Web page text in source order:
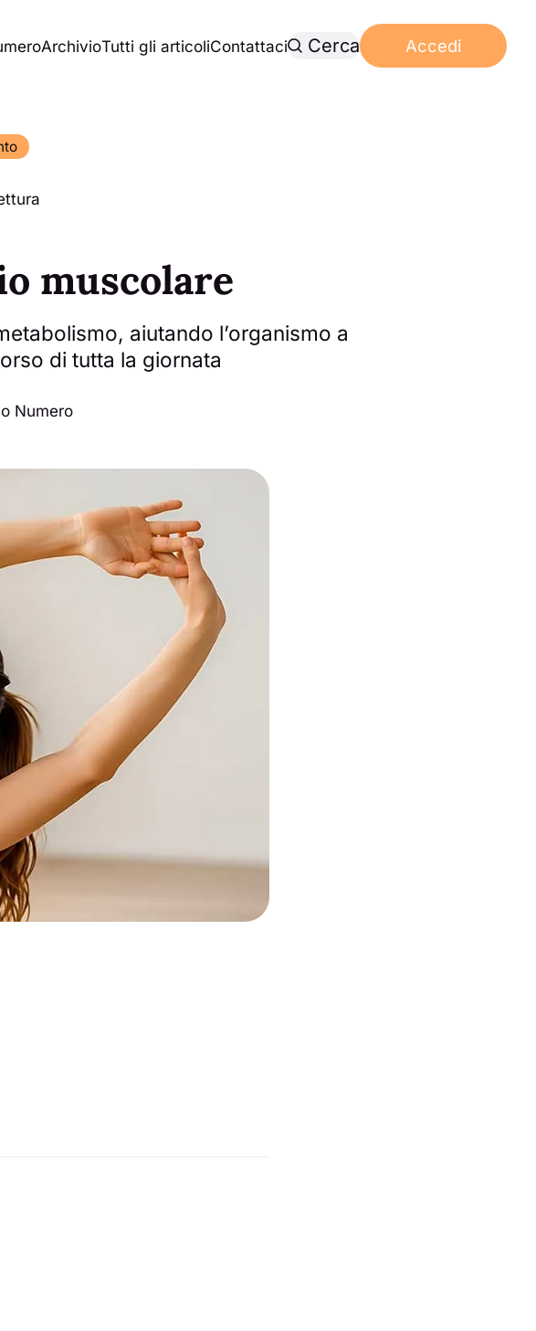
ArchivioTutti gli articoliContattaci Cerca Accedi
muscolare
aiutando l’organismo a
di tutta la giornata
Numero